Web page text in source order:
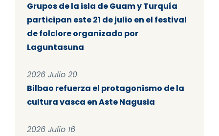
Grupos de la isla de Guam y Turquía
participan este 21 de julio en el festival
de folclore organizado por
Laguntasuna
2026 Julio 20
Bilbao refuerza el protagonismo de la
cultura vasca en Aste Nagusia
2026 Julio 16